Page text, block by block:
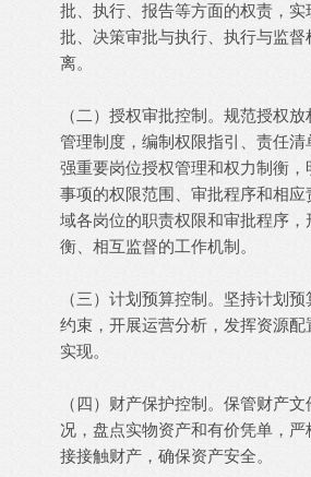
批、执行、报告等方面的权责，
批、决策审批与执行、执行与监
离。
（二）授权审批控制。规范授权
管理制度，编制权限指引、责任
强重要岗位授权管理和权力制衡
事项的权限范围、审批程序和相
域各岗位的职责权限和审批程序，
衡、相互监督的工作机制。
（三）计划预算控制。坚持计划
约束，开展运营分析，发挥资源
实现。
（四）财产保护控制。保管财产
况，盘点实物资产和有价凭单，
接接触财产，确保资产安全。